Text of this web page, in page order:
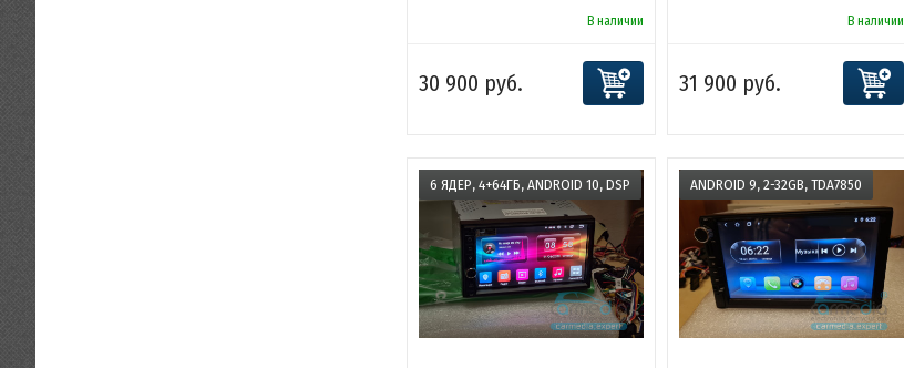
В наличии
30 900 руб.
В наличии
31 900 руб.
6 ЯДЕР, 4+64ГБ, ANDROID 10, DSP ANDROID 9, 2-32GB, TDA7850